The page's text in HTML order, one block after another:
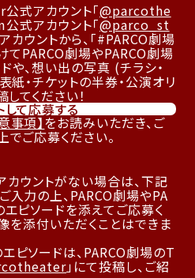
式アカウント「@parcothe
式アカウント「@parco_st
カウントから、「#PARCO劇場
てPARCO劇場やPARCO劇場
や、想い出の写真 (チラシ・
紙・チケットの半券・公演オリ
てください！
して応募する
事項】をお読みいただき、ご
ご応募ください。
ウントがない場合は、下記
入力の上、PARCO劇場やPA
ピソードを添えてご応募く
を添付いただくことはできま
ピソードは、PARCO劇場のT
」にて投稿し、ご紹